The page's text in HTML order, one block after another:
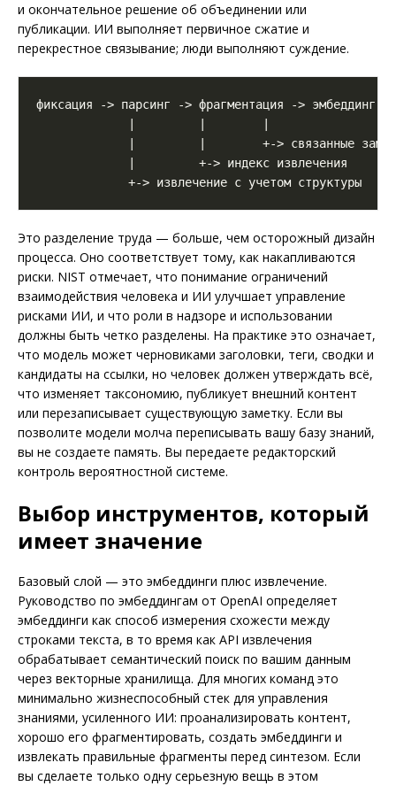
и окончательное решение об объединении или
публикации. ИИ выполняет первичное сжатие и
перекрестное связывание; люди выполняют суждение.
Это разделение труда — больше, чем осторожный дизайн
процесса. Оно соответствует тому, как накапливаются
риски. NIST отмечает, что понимание ограничений
взаимодействия человека и ИИ улучшает управление
рисками ИИ, и что роли в надзоре и использовании
должны быть четко разделены. На практике это означает,
что модель может черновиками заголовки, теги, сводки и
кандидаты на ссылки, но человек должен утверждать всё,
что изменяет таксономию, публикует внешний контент
или перезаписывает существующую заметку. Если вы
позволите модели молча переписывать вашу базу знаний,
вы не создаете память. Вы передаете редакторский
контроль вероятностной системе.
Выбор инструментов, который
имеет значение
Базовый слой — это эмбеддинги плюс извлечение.
Руководство по эмбеддингам от OpenAI определяет
эмбеддинги как способ измерения схожести между
строками текста, в то время как API извлечения
обрабатывает семантический поиск по вашим данным
через векторные хранилища. Для многих команд это
минимально жизнеспособный стек для управления
знаниями, усиленного ИИ: проанализировать контент,
хорошо его фрагментировать, создать эмбеддинги и
извлекать правильные фрагменты перед синтезом. Если
вы сделаете только одну серьезную вещь в этом